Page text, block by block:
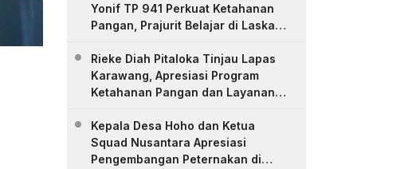
Yonif TP 941 Perkuat Ketahanan
Pangan, Prajurit Belajar di Laskar
Rieke Diah Pitaloka Tinjau Lapas
Karawang, Apresiasi Program
Ketahanan Pangan dan Layanan
Kepala Desa Hoho dan Ketua
Squad Nusantara Apresiasi
Pengembangan Peternakan di